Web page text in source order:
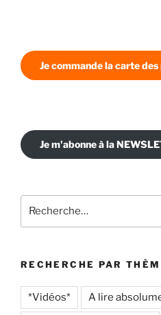
Je commande la carte
Je m'abonne à la
pour
RECHERCHE PAR
*Vidéos* A lire